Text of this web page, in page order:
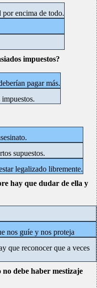
encima de todo.
impuestos?
pagar más.
supuestos.
legalizado libremente.
hay que dudar de ella y
nos guíe y nos proteja
que reconocer que a veces
no debe haber mestizaje